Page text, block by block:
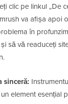
clic pe linkul „De
va afișa apoi
în
să vă readuceți
sinceră:
element esențial